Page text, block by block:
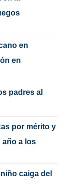
en
en
padres al
por mérito y
año a los
caiga del